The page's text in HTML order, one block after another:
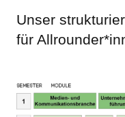
Unser
für